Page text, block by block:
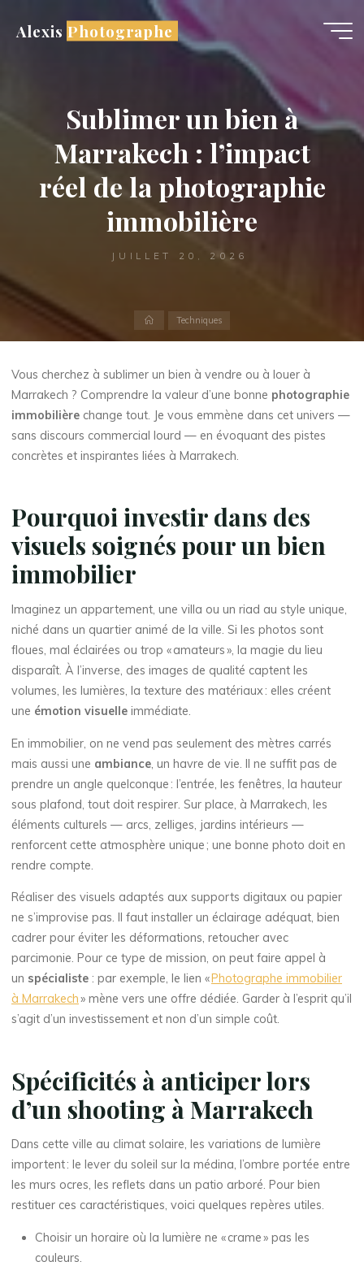
Alexis Photographe
Sublimer un bien à
Marrakech : l’impact
réel de la photographie
immobilière
JUILLET 20, 2026
AccueilTechniques
Vous cherchez à sublimer un bien à vendre ou à louer à
Marrakech ? Comprendre la valeur d’une bonne photographie
immobilière change tout. Je vous emmène dans cet univers —
sans discours commercial lourd — en évoquant des pistes
concrètes et inspirantes liées à Marrakech.
Pourquoi investir dans des
visuels soignés pour un bien
immobilier
Imaginez un appartement, une villa ou un riad au style unique,
niché dans un quartier animé de la ville. Si les photos sont
floues, mal éclairées ou trop « amateurs », la magie du lieu
disparaît. À l’inverse, des images de qualité captent les
volumes, les lumières, la texture des matériaux : elles créent
une émotion visuelle immédiate.
En immobilier, on ne vend pas seulement des mètres carrés
mais aussi une ambiance , un havre de vie. Il ne suffit pas de
prendre un angle quelconque : l’entrée, les fenêtres, la hauteur
sous plafond, tout doit respirer. Sur place, à Marrakech, les
éléments culturels — arcs, zelliges, jardins intérieurs —
renforcent cette atmosphère unique ; une bonne photo doit en
rendre compte.
Réaliser des visuels adaptés aux supports digitaux ou papier
ne s’improvise pas. Il faut installer un éclairage adéquat, bien
cadrer pour éviter les déformations, retoucher avec
parcimonie. Pour ce type de mission, on peut faire appel à
un spécialiste : par exemple, le lien «Photographe immobilier
à Marrakech» mène vers une offre dédiée. Garder à l’esprit qu’il
s’agit d’un investissement et non d’un simple coût.
Spécificités à anticiper lors
d’un shooting à Marrakech
Dans cette ville au climat solaire, les variations de lumière
importent : le lever du soleil sur la médina, l’ombre portée entre
les murs ocres, les reflets dans un patio arboré. Pour bien
restituer ces caractéristiques, voici quelques repères utiles.
Choisir un horaire où la lumière ne « crame » pas les
couleurs.